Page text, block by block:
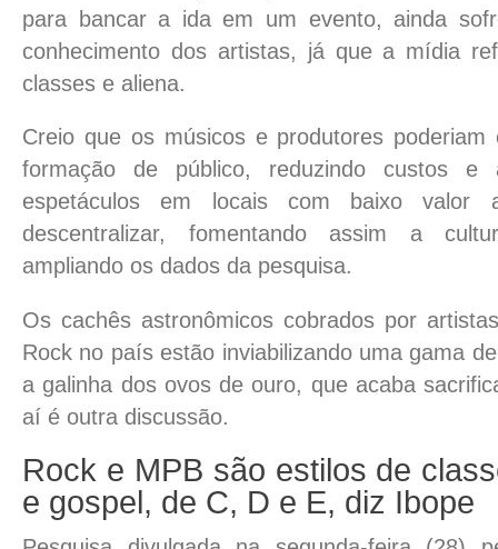
para bancar a ida em um evento, ainda
conhecimento dos artistas, já que a mídia
classes e aliena.
Creio que os músicos e produtores poderiam
formação de público, reduzindo custos e
espetáculos em locais com baixo valor
descentralizar, fomentando assim a
ampliando os dados da pesquisa.
Os cachês astronômicos cobrados por
Rock no país estão inviabilizando uma gama
a galinha dos ovos de ouro, que acaba
aí é outra discussão.
Rock e MPB são estilos de
e gospel, de C, D e E, diz Ibope